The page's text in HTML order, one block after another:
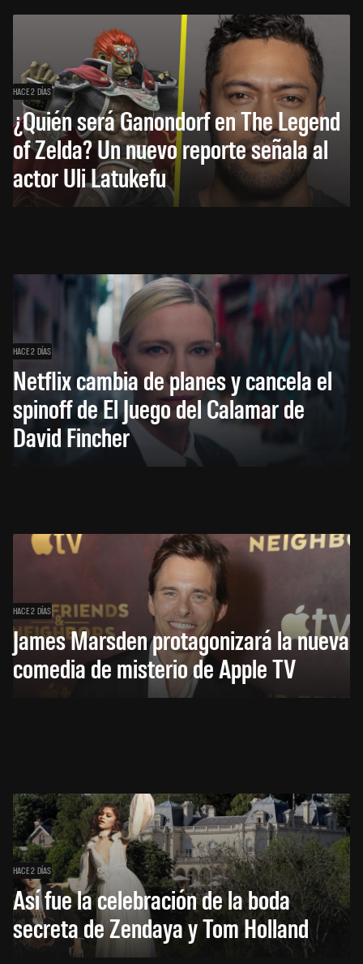
HACE 2 DÍAS
¿Quién será Ganondorf en The Legend
of Zelda? Un nuevo reporte señala al
actor Uli Latukefu
HACE 2 DÍAS
Netflix cambia de planes y cancela el
spinoff de El Juego del Calamar de
David Fincher
HACE 2 DÍAS
James Marsden protagonizará la nueva
comedia de misterio de Apple TV
HACE 2 DÍAS
Así fue la celebración de la boda
secreta de Zendaya y Tom Holland